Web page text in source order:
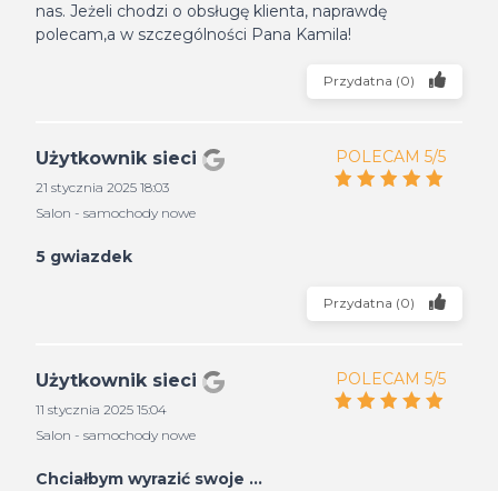
nas. Jeżeli chodzi o obsługę klienta, naprawdę
polecam,a w szczególności Pana Kamila!
Przydatna (0)
Użytkownik sieci
21 stycznia 2025 18:03
Salon - samochody nowe
POLECAM 5/5
5 gwiazdek
Przydatna (0)
Użytkownik sieci
11 stycznia 2025 15:04
Salon - samochody nowe
POLECAM 5/5
Chciałbym wyrazić swoje ...